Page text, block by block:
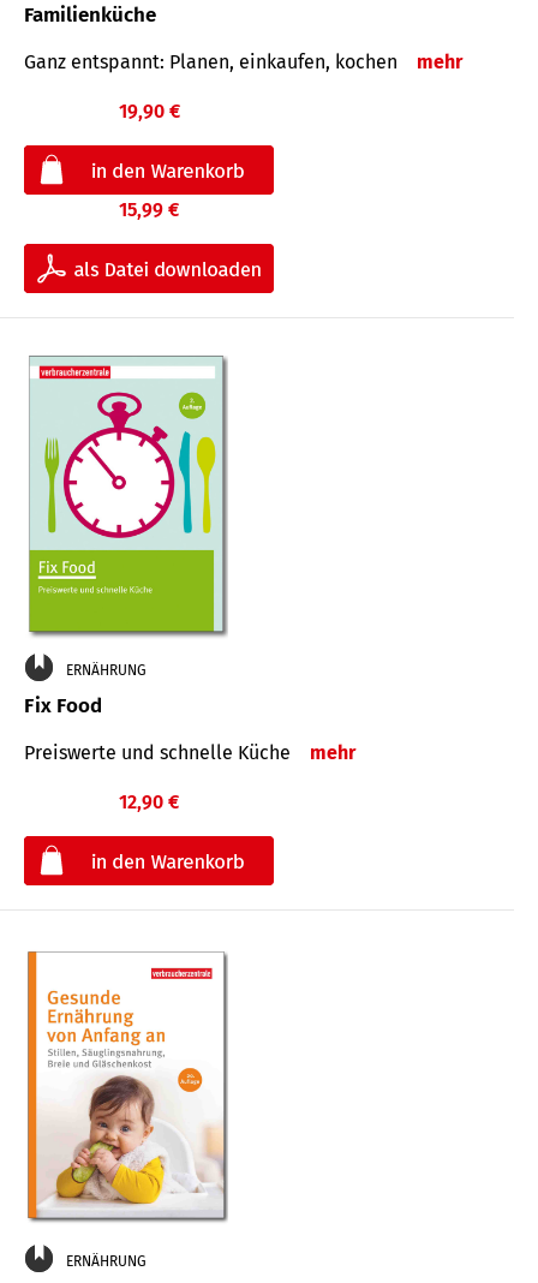
Familienküche
Ganz entspannt: Planen, einkaufen, kochen mehr
19,90 €
15,99 €
ERNÄHRUNG
Fix Food
Preiswerte und schnelle Küche mehr
12,90 €
ERNÄHRUNG